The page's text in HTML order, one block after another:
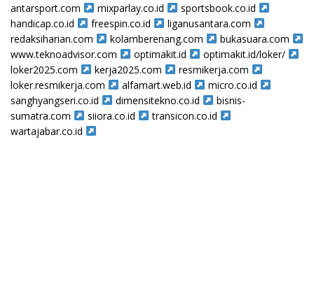
antarsport.com
mixparlay.co.id
sportsbook.co.id
handicap.co.id
freespin.co.id
liganusantara.com
redaksiharian.com
kolamberenang.com
bukasuara.com
www.teknoadvisor.com
optimakit.id
optimakit.id/loker/
loker2025.com
kerja2025.com
resmikerja.com
loker.resmikerja.com
alfamart.web.id
micro.co.id
sanghyangseri.co.id
dimensitekno.co.id
bisnis-
sumatra.com
siiora.co.id
transicon.co.id
wartajabar.co.id